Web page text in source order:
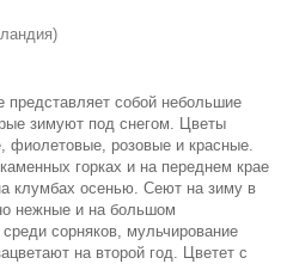
представляет собой небольшие
зимуют под снегом. Цветы
фиолетовые, розовые и красные.
горках и на переднем крае
клумбах осенью. Сеют на зиму в
нежные и на большом
среди сорняков, мульчирование
на второй год. Цветет с